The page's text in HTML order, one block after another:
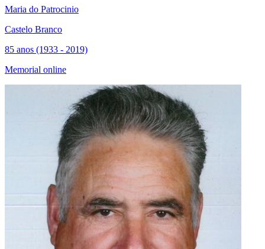
Maria do Patrocinio
Castelo Branco
85 anos (1933 - 2019)
Memorial online